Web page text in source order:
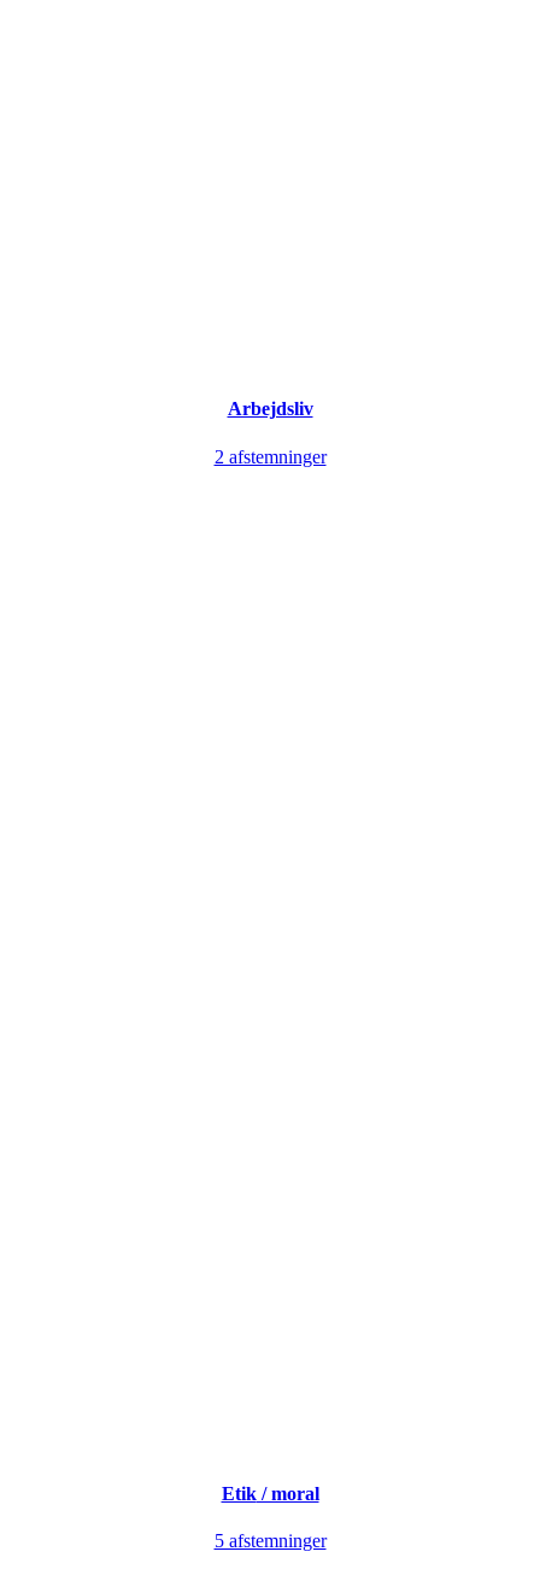
Arbejdsliv
2 afstemninger
Etik/ moral
5 afstemninger